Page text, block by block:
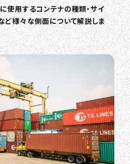
使用するコンテナの種類・サイ
ど様々な側面について解説しま